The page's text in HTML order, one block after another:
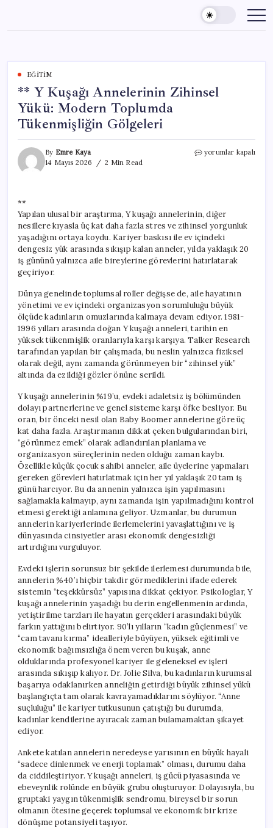
content
EĞITIM
** Y Kuşağı Annelerinin Zihinsel
Yükü: Modern Toplumda
Tükenmişliğin Gölgeleri
By Emre Kaya
14 Mayıs 2026
2 Min Read
**
Modern
Toplumda
Tükenmişliğin
Gölgeleri
için
yorumlar kapalı
**
Yapılan ulusal bir araştırma, Y kuşağı annelerinin, diğer
nesillere kıyasla üç kat daha fazla stres ve zihinsel yorgunluk
yaşadığını ortaya koydu. Kariyer baskısı ile ev içindeki
dengesiz yük arasında sıkışıp kalan anneler, yılda yaklaşık 20
iş gününü yalnızca aile bireylerine görevlerini hatırlatarak
geçiriyor.
Dünya genelinde toplumsal roller değişse de, aile hayatının
yönetimi ve ev içindeki organizasyon sorumluluğu büyük
ölçüde kadınların omuzlarında kalmaya devam ediyor. 1981-
1996 yılları arasında doğan Y kuşağı anneleri, tarihin en
yüksek tükenmişlik oranlarıyla karşı karşıya. Talker Research
tarafından yapılan bir çalışmada, bu neslin yalnızca fiziksel
olarak değil, aynı zamanda görünmeyen bir “zihinsel yük”
altında da ezildiği gözler önüne serildi.
Y kuşağı annelerinin %19’u, evdeki adaletsiz iş bölümünden
dolayı partnerlerine ve genel sisteme karşı öfke besliyor. Bu
oran, bir önceki nesil olan Baby Boomer annelerine göre üç
kat daha fazla. Araştırmanın dikkat çeken bulgularından biri,
“görünmez emek” olarak adlandırılan planlama ve
organizasyon süreçlerinin neden olduğu zaman kaybı.
Özellikle küçük çocuk sahibi anneler, aile üyelerine yapmaları
gereken görevleri hatırlatmak için her yıl yaklaşık 20 tam iş
günü harcıyor. Bu da annenin yalnızca işin yapılmasını
sağlamakla kalmayıp, aynı zamanda işin yapılmadığını kontrol
etmesi gerektiği anlamına geliyor. Uzmanlar, bu durumun
annelerin kariyerlerinde ilerlemelerini yavaşlattığını ve iş
dünyasında cinsiyetler arası ekonomik dengesizliği
artırdığını vurguluyor.
Evdeki işlerin sorunsuz bir şekilde ilerlemesi durumunda bile,
annelerin %40’ı hiçbir takdir görmediklerini ifade ederek
sistemin “teşekkürsüz” yapısına dikkat çekiyor. Psikologlar, Y
kuşağı annelerinin yaşadığı bu derin engellenmenin ardında,
yetiştirilme tarzları ile hayatın gerçekleri arasındaki büyük
farkın yattığını belirtiyor. 90’lı yılların “kadın güçlenmesi” ve
“cam tavanı kırma” idealleriyle büyüyen, yüksek eğitimli ve
ekonomik bağımsızlığa önem veren bu kuşak, anne
olduklarında profesyonel kariyer ile geleneksel ev işleri
arasında sıkışıp kalıyor. Dr. Jolie Silva, bu kadınların kurumsal
başarıya odaklanırken anneliğin getirdiği büyük zihinsel yükü
başlangıçta tam olarak kavrayamadıklarını söylüyor. “Anne
suçluluğu” ile kariyer tutkusunun çatıştığı bu durumda,
kadınlar kendilerine ayıracak zaman bulamamaktan şikayet
ediyor.
Ankete katılan annelerin neredeyse yarısının en büyük hayali
“sadece dinlenmek ve enerji toplamak” olması, durumu daha
da ciddileştiriyor. Y kuşağı anneleri, iş gücü piyasasında ve
ebeveynlik rolünde en büyük grubu oluşturuyor. Dolayısıyla, bu
gruptaki yaygın tükenmişlik sendromu, bireysel bir sorun
olmanın ötesine geçerek toplumsal ve ekonomik bir krize
dönüşme potansiyeli taşıyor.